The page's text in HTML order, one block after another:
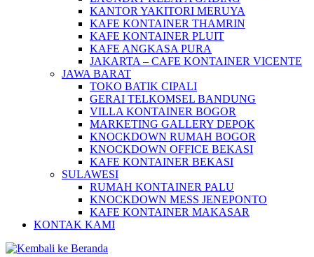
KANTOR YAKITORI MERUYA
KAFE KONTAINER THAMRIN
KAFE KONTAINER PLUIT
KAFE ANGKASA PURA
JAKARTA – CAFE KONTAINER VICENTE
JAWA BARAT
TOKO BATIK CIPALI
GERAI TELKOMSEL BANDUNG
VILLA KONTAINER BOGOR
MARKETING GALLERY DEPOK
KNOCKDOWN RUMAH BOGOR
KNOCKDOWN OFFICE BEKASI
KAFE KONTAINER BEKASI
SULAWESI
RUMAH KONTAINER PALU
KNOCKDOWN MESS JENEPONTO
KAFE KONTAINER MAKASAR
KONTAK KAMI